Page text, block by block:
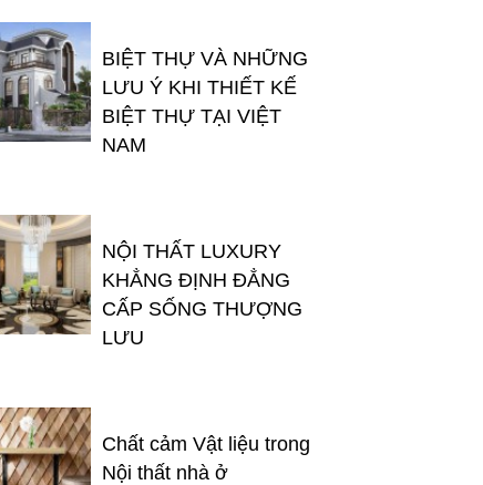
BIỆT THỰ VÀ NHỮNG
LƯU Ý KHI THIẾT KẾ
BIỆT THỰ TẠI VIỆT
NAM
NỘI THẤT LUXURY
KHẲNG ĐỊNH ĐẲNG
CẤP SỐNG THƯỢNG
LƯU
Chất cảm Vật liệu trong
Nội thất nhà ở